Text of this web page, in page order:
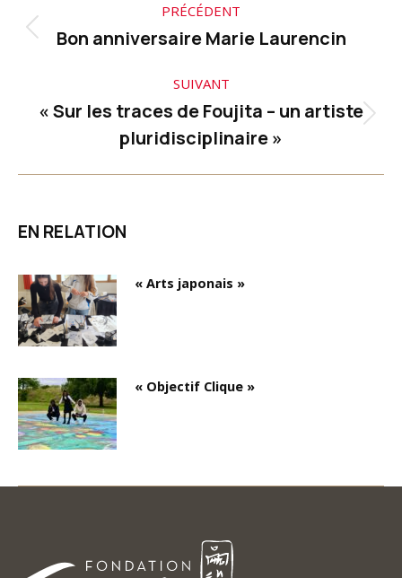
article
PRÉCÉDENT
Article
:
Bon anniversaire Marie Laurencin
SUIVANT
Article
suivant
:
« Sur les traces de Foujita – un artiste
pluridisciplinaire »
EN RELATION
« Arts japonais »
« Objectif Clique »